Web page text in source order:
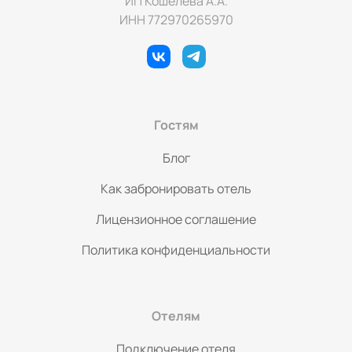
ИНН 772970265970
Гостям
Блог
Как забронировать отель
Лицензионное соглашение
Политика конфиденциальности
Отелям